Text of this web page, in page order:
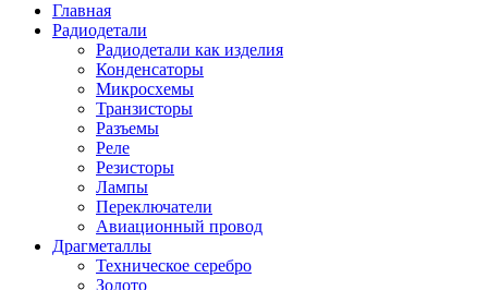
Главная
Радиодетали
Радиодетали как изделия
Конденсаторы
Микросхемы
Транзисторы
Разъемы
Реле
Резисторы
Лампы
Переключатели
Авиационный провод
Драгметаллы
Техническое серебро
Золото